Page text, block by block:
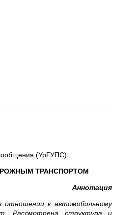
сообщения (УрГУПС)
ТРАНСПОРТОМ
Аннотация
отношении к автомобильному
Рассмотрена структура и